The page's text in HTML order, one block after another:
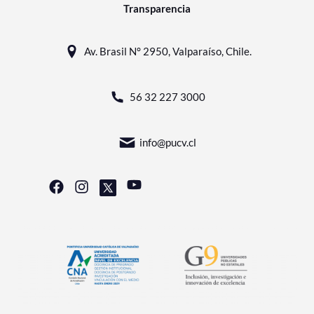
Transparencia
Av. Brasil N° 2950, Valparaíso, Chile.
56 32 227 3000
info@pucv.cl